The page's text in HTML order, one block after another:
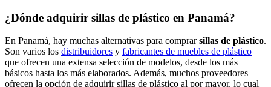
¿Dónde adquirir sillas de plástico en Panamá?
En Panamá, hay muchas alternativas para comprarsillas de plástico.
Son varios los distribuidores y fabricantes de muebles de plástico
que ofrecen una extensa selección de modelos, desde los más
básicos hasta los más elaborados. Además, muchos proveedores
ofrecen la opción de adquirir sillas de plástico al por mayor, lo cual